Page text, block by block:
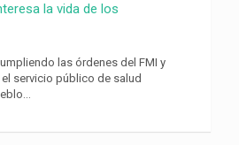
la vida de los
las órdenes del FMI y
servicio público de salud